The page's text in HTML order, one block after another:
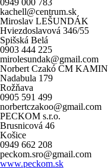
0949 000 783
kachell@centrum.sk
Miroslav LEŠUNDÁK
Hviezdoslavová 346/55
Spišská Belá
0903 444 225
mirolesundak@gmail.com
Norbert Czakó CM KAMIN
Nadabula 179
Rožňava
0905 591 499
norbertczakoo@gmail.com
PECKOM s.r.o.
Brusnicová 46
Košice
0949 662 208
peckom.sro@gmail.com
www.peckom.sk